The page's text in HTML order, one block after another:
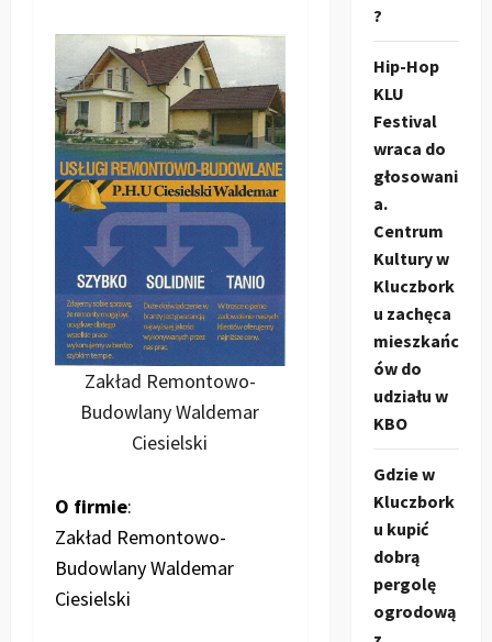
Zakład Remontowo-
Budowlany Waldemar
Ciesielski
O firmie:
Zakład Remontowo-
Budowlany Waldemar
Ciesielski
?
Hip-Hop
KLU
Festival
wraca do
głosowani
a.
Centrum
Kultury w
Kluczbork
u zachęca
mieszkańc
ów do
udziału w
KBO
Gdzie w
Kluczbork
u kupić
dobrą
pergolę
ogrodową